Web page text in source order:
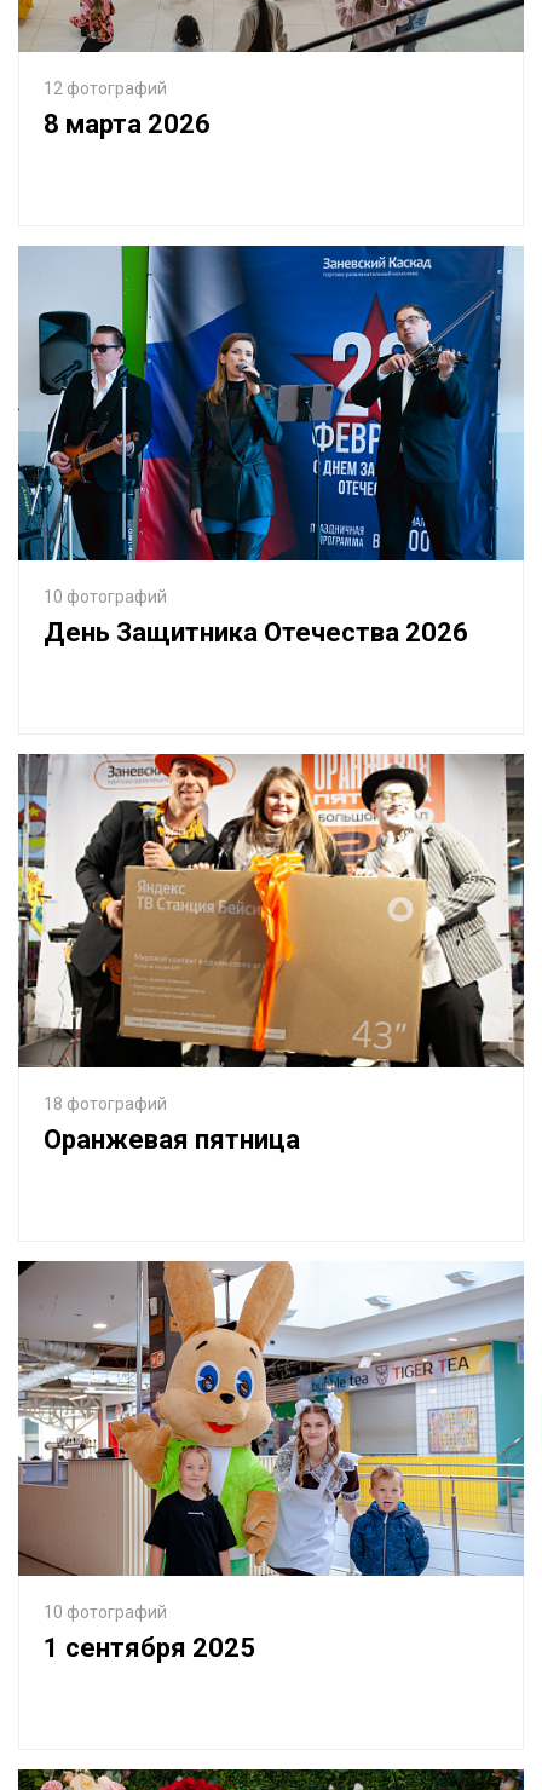
12 фотографий
8 марта 2026
10 фотографий
День Защитника Отечества 2026
18 фотографий
Оранжевая пятница
10 фотографий
1 сентября 2025